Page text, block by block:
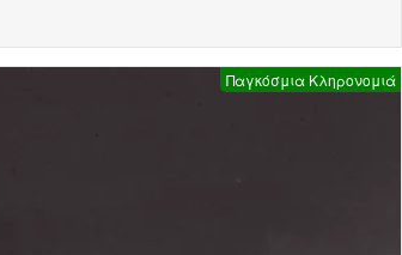
Παγκόσμια Κληρονομιά